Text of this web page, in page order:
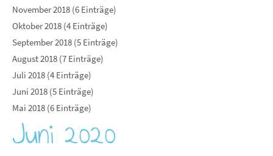
November 2018 (6 Einträge)
Oktober 2018 (4 Einträge)
September 2018 (5 Einträge)
August 2018 (7 Einträge)
Juli 2018 (4 Einträge)
Juni 2018 (5 Einträge)
Mai 2018 (6 Einträge)
Juni 2020